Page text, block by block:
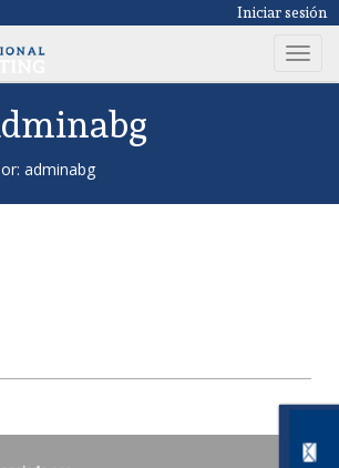
Iniciar sesión
T
o
n
o
n
adminabg